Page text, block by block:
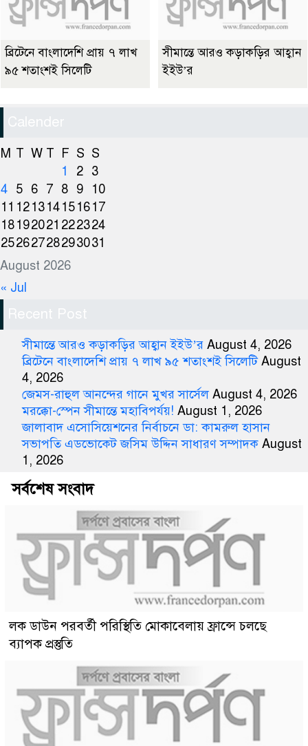
ব্রিটেনে বাংলাদেশি প্রায় ৭ লাখ
৯৫ শতাংশই সিলেটি
সীমান্তে আরও কড়াকড়ির আহ্বান
ইইউ’র
Calender
August 2026
M T W T F S S
1
2 3
4 5 6 7 8 9
10
11 121314151617
18192021 222324
25262728293031
« Jul
Recent Post
সীমান্তে আরও কড়াকড়ির আহ্বান ইইউ’র August 4, 2026
ব্রিটেনে বাংলাদেশি প্রায় ৭ লাখ ৯৫ শতাংশই সিলেটি August
4, 2026
জেমস-রাহুল আনন্দের গানে মুখর সার্সেল August 4, 2026
মরক্কো-স্পেন সীমান্তে মহাবিপর্যয়! August 1, 2026
জালাবাদ এসোসিয়েশনের নির্বাচনে ডা: কামরুল হাসান
সভাপতি এডভোকেট জসিম উদ্দিন সাধারণ সম্পাদক August
1, 2026
সর্বশেষ সংবাদ
লক ডাউন পরবর্তী পরিস্থিতি মোকাবেলায় ফ্রান্সে চলছে
ব্যাপক প্রস্তুতি